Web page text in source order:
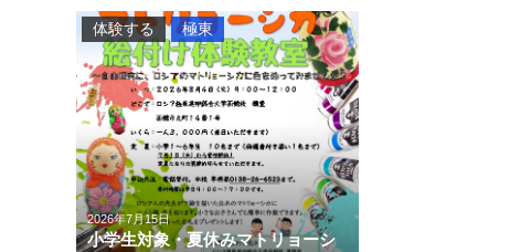
2026年7月15日
小学生対象・夏休みマトリョーシ
体験する 極東